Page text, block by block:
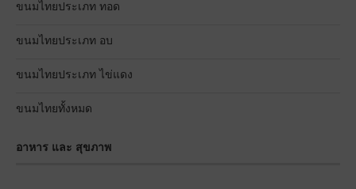
ขนมไทยประเภท ทอด
ขนมไทยประเภท อบ
ขนมไทยประเภท ไข่แดง
ขนมไทยทั้งหมด
อาหาร และ สุขภาพ